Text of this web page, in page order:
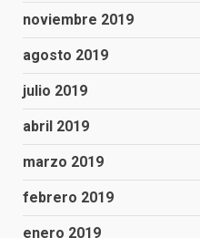
noviembre 2019
agosto 2019
julio 2019
abril 2019
marzo 2019
febrero 2019
enero 2019